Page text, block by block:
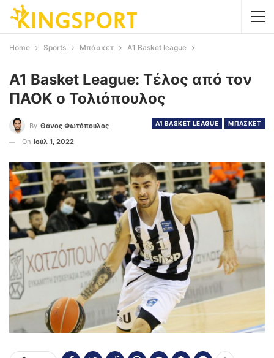
Home Sports Μπάσκετ Α1 Basket league
A1 Basket League: Τέλος από τον
ΠΑΟΚ ο Τολιόπουλος
Α1 BASKET LEAGUE ΜΠΑΣΚΕΤ
By Θάνος Φωτόπουλος
On Ιούλ 1, 2022